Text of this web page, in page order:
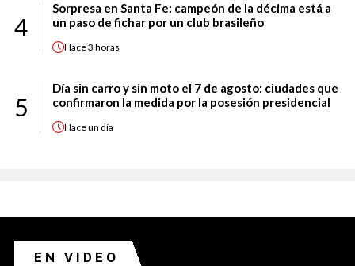
4
Sorpresa en Santa Fe: campeón de la décima está a
un paso de fichar por un club brasileño
Hace3 horas
5
Día sin carro y sin moto el 7 de agosto: ciudades que
confirmaron la medida por la posesión presidencial
Haceun día
EN VIDEO